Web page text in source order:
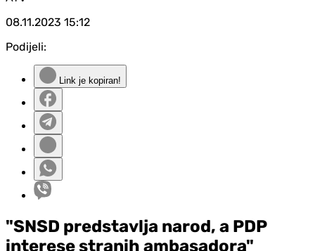
08.11.2023 15:12
Podijeli:
Link je kopiran!
"SNSD predstavlja narod, a PDP
interese stranih ambasadora"